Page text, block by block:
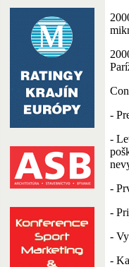
-
-
-
-
-
-